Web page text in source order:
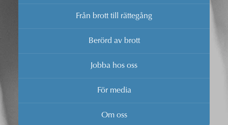
Från brott till rättegång
Berörd av brott
Jobba hos oss
För media
Om oss